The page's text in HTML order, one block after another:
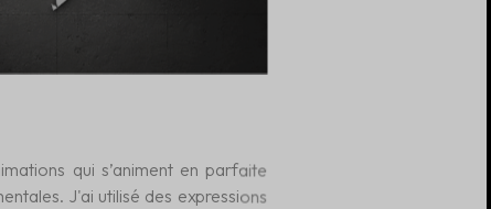
qui s’animent en parfaite
J'ai utilisé des expressions